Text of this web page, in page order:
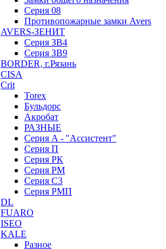
Серия 08
Противопожарные замки Avers
AVERS-ЗЕНИТ
Серия ЗВ4
Серия ЗВ9
BORDER, г.Рязань
CISA
Crit
Torex
Бульдорс
Акробат
РАЗНЫЕ
Серия A - "Ассистент"
Серия П
Серия РК
Серия РМ
Серия С3
Серия РМП
DL
FUARO
ISEO
KALE
Разное